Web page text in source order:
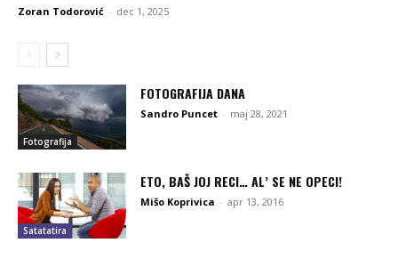
Zoran Todorović - dec 1, 2025
Fotografija
FOTOGRAFIJA DANA
Sandro Puncet - maj 28, 2021
Satatatira
ETO, BAŠ JOJ RECI… AL’ SE NE OPECI!
Mišo Koprivica - apr 13, 2016